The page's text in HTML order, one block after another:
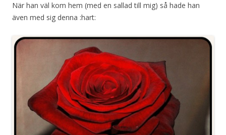
När han väl kom hem (med en sallad till mig) så hade han
även med sig denna :hart: